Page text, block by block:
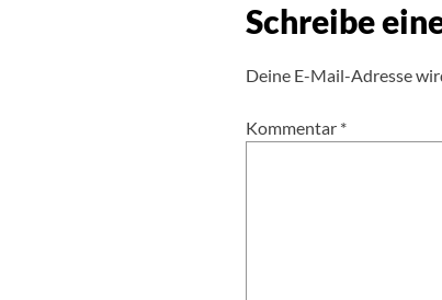
Schreibe
Deine E-Mail-Adresse
Kommentar *